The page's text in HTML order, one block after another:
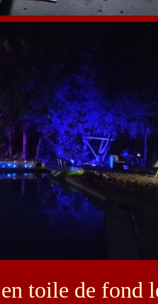
toile de fond